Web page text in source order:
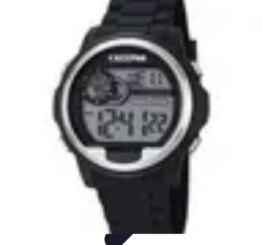
Tendances Collection Achat
Montres Rares Collection